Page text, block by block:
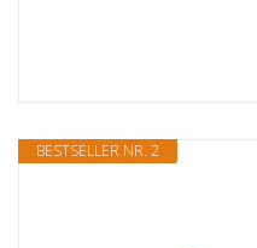
BESTSELLER NR. 2